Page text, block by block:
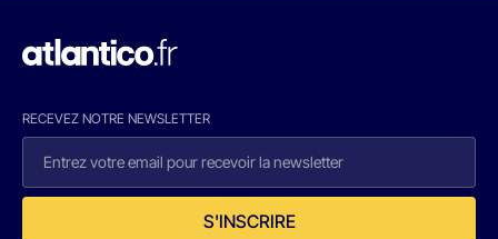
RECEVEZ NOTRE NEWSLETTER
S'INSCRIRE